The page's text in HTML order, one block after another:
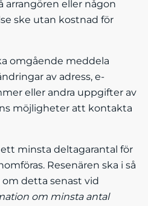
arrangören eller någon
ske utan kostnad för
omgående meddela
av adress, e-
eller andra uppgifter av
möjligheter att kontakta
ett minsta deltagarantal för
Resenären ska i så
detta senast vid
om minsta antal